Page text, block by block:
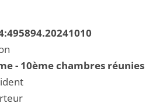
- 10ème chambres réunies